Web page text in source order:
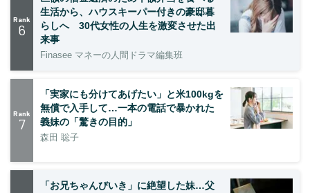
Rank
6
生活から、ハウスキーパー付きの豪邸暮
らしへ 30代女性の人生を激変させた出
来事
Finasee マネーの人間ドラマ編集班
Rank
7
「実家にも分けてあげたい」と米100kgを
無償で入手して…一本の電話で暴かれた
義妹の「驚きの目的」
森田 聡子
「お兄ちゃんびいき」に絶望した妹…父